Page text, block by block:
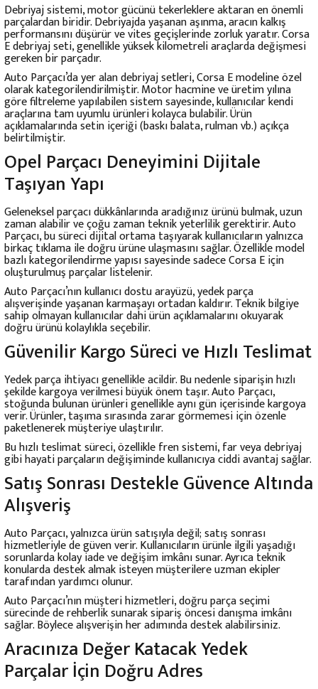
Debriyaj sistemi, motor gücünü tekerleklere aktaran en önemli
parçalardan biridir. Debriyajda yaşanan aşınma, aracın kalkış
performansını düşürür ve vites geçişlerinde zorluk yaratır. Corsa
E debriyaj seti, genellikle yüksek kilometreli araçlarda değişmesi
gereken bir parçadır.
Auto Parçacı’da yer alan debriyaj setleri, Corsa E modeline özel
olarak kategorilendirilmiştir. Motor hacmine ve üretim yılına
göre filtreleme yapılabilen sistem sayesinde, kullanıcılar kendi
araçlarına tam uyumlu ürünleri kolayca bulabilir. Ürün
açıklamalarında setin içeriği (baskı balata, rulman vb.) açıkça
belirtilmiştir.
Opel Parçacı Deneyimini Dijitale
Taşıyan Yapı
Geleneksel parçacı dükkânlarında aradığınız ürünü bulmak, uzun
zaman alabilir ve çoğu zaman teknik yeterlilik gerektirir. Auto
Parçacı, bu süreci dijital ortama taşıyarak kullanıcıların yalnızca
birkaç tıklama ile doğru ürüne ulaşmasını sağlar. Özellikle model
bazlı kategorilendirme yapısı sayesinde sadece Corsa E için
oluşturulmuş parçalar listelenir.
Auto Parçacı’nın kullanıcı dostu arayüzü, yedek parça
alışverişinde yaşanan karmaşayı ortadan kaldırır. Teknik bilgiye
sahip olmayan kullanıcılar dahi ürün açıklamalarını okuyarak
doğru ürünü kolaylıkla seçebilir.
Güvenilir Kargo Süreci ve Hızlı Teslimat
Yedek parça ihtiyacı genellikle acildir. Bu nedenle siparişin hızlı
şekilde kargoya verilmesi büyük önem taşır. Auto Parçacı,
stoğunda bulunan ürünleri genellikle aynı gün içerisinde kargoya
verir. Ürünler, taşıma sırasında zarar görmemesi için özenle
paketlenerek müşteriye ulaştırılır.
Bu hızlı teslimat süreci, özellikle fren sistemi, far veya debriyaj
gibi hayati parçaların değişiminde kullanıcıya ciddi avantaj sağlar.
Satış Sonrası Destekle Güvence Altında
Alışveriş
Auto Parçacı, yalnızca ürün satışıyla değil; satış sonrası
hizmetleriyle de güven verir. Kullanıcıların ürünle ilgili yaşadığı
sorunlarda kolay iade ve değişim imkânı sunar. Ayrıca teknik
konularda destek almak isteyen müşterilere uzman ekipler
tarafından yardımcı olunur.
Auto Parçacı’nın müşteri hizmetleri, doğru parça seçimi
sürecinde de rehberlik sunarak sipariş öncesi danışma imkânı
sağlar. Böylece alışverişin her adımında destek alabilirsiniz.
Aracınıza Değer Katacak Yedek
Parçalar İçin Doğru Adres